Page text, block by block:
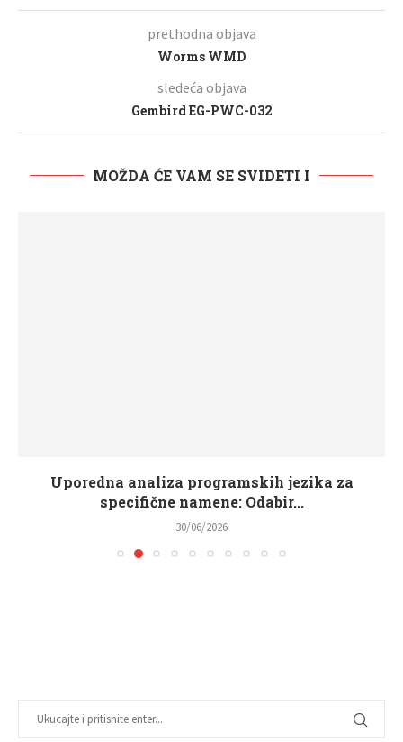
prethodna objava
Worms WMD
sledeća objava
Gembird EG-PWC-032
MOŽDA ĆE VAM SE SVIDETI I
Uporedna analiza programskih jezika za
specifične namene: Odabir...
30/06/2026